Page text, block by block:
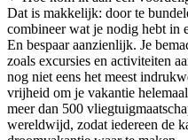
Dat is makkelijk: door te
combineer wat je nodig hebt in
En bespaar aanzienlijk. Je
zoals excursies en activiteiten
nog niet eens het meest
vrijheid om je vakantie
meer dan 500
wereldwijd, zodat iedereen de